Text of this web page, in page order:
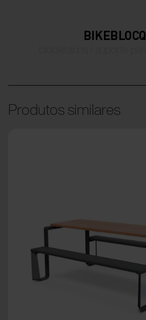
BIKEBLOCQ
Produtos similares